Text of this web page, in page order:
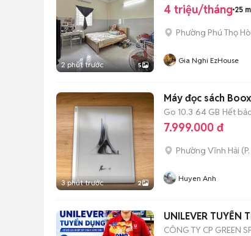
2 phút trước 5
4 triệu/tháng 25
Phường Phú Thọ
Gia Nghi EzHouse
3 phút trước 2
Máy đọc sách
Go 10.3 64 GB Hết
7.999.000 đ
Phường Vĩnh Hải (
Huyen Anh
UNILEVER TUYỂN
CÔNG TY CP GREEN